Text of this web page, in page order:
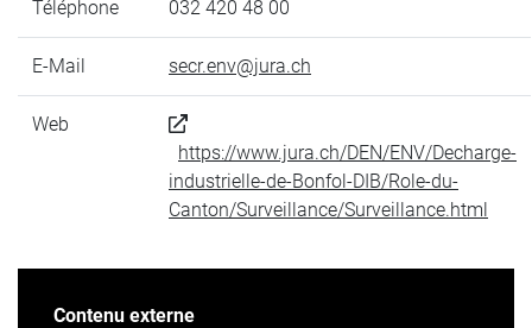
Téléphone 032 420 48 00
E-Mail secr.env@jura.ch
Web
https://www.jura.ch/DEN/ENV/Decharge-
industrielle-de-Bonfol-DIB/Role-du-
Canton/Surveillance/Surveillance.html
Contenu externe